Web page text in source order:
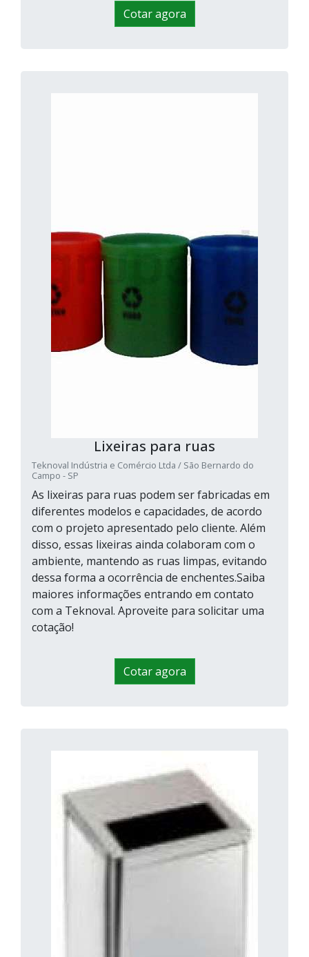
Cotar agora
Lixeiras para ruas
Teknoval Indústria e Comércio Ltda / São Bernardo do
Campo - SP
As lixeiras para ruas podem ser fabricadas em
diferentes modelos e capacidades, de acordo
com o projeto apresentado pelo cliente. Além
disso, essas lixeiras ainda colaboram com o
ambiente, mantendo as ruas limpas, evitando
dessa forma a ocorrência de enchentes.Saiba
maiores informações entrando em contato
com a Teknoval. Aproveite para solicitar uma
cotação!
Cotar agora